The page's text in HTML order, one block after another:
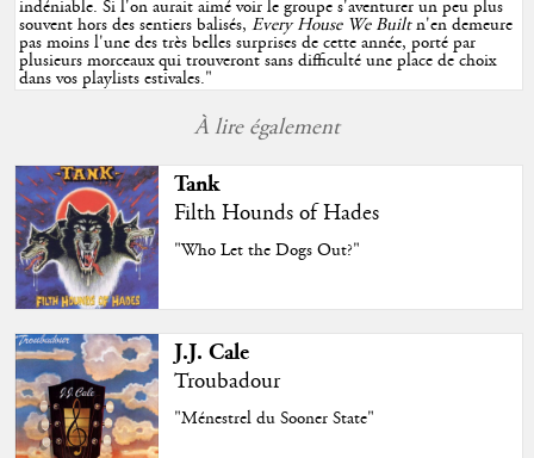
indéniable. Si l'on aurait aimé voir le groupe s'aventurer un peu plus
souvent hors des sentiers balisés,Every House We Builtn'en demeure
pas moins l'une des très belles surprises de cette année, porté par
plusieurs morceaux qui trouveront sans difficulté une place de choix
dans vos playlists estivales."
À lire également
Tank
Filth Hounds of Hades
"Who Let the Dogs Out?"
J.J. Cale
Troubadour
"Ménestrel du Sooner State"